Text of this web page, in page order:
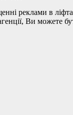
реклами в
Ви можете